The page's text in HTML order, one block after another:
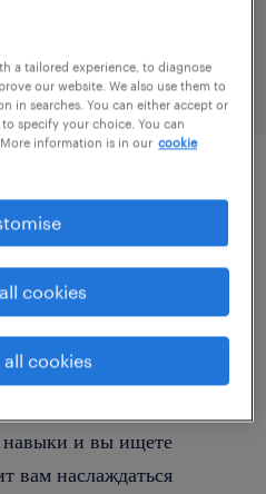
машин:
до 1100 злотых
навыки и вы ищете
вам наслаждаться
a tailored experience, to diagnose
our website. We also use them to
in searches. You can either accept or
specify your choice. You can
information is in our cookie
cookies
cookies